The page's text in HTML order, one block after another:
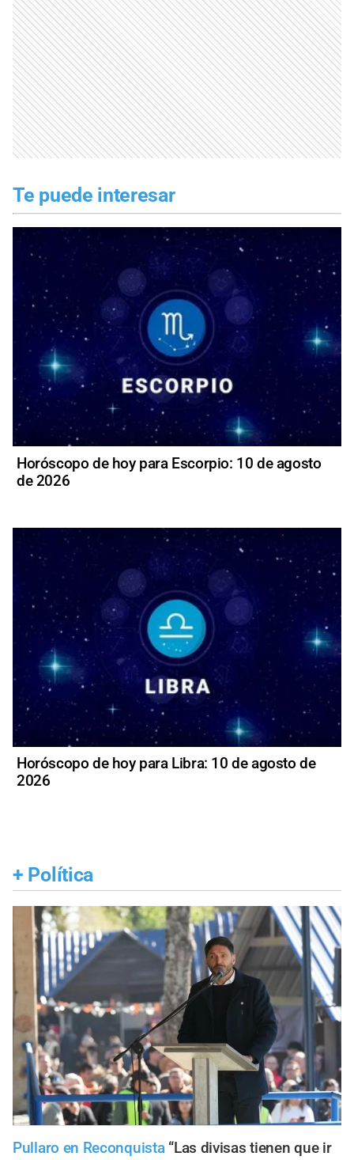
Te puede interesar
Horóscopo de hoy para Escorpio: 10 de agosto
de 2026
Horóscopo de hoy para Libra: 10 de agosto de
2026
+ Política
Pullaro en Reconquista “Las divisas tienen que ir